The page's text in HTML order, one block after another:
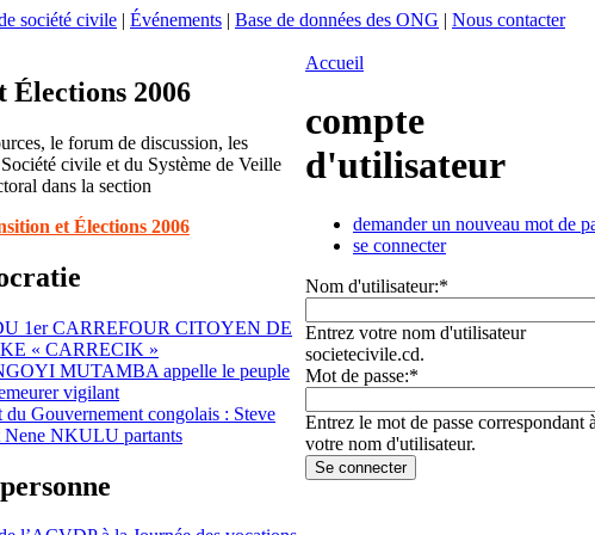
société civile | Événements | Base de données des ONG | Nous contacter
Élections 2006
le forum de discussion, les
civile et du Système de Veille
dans la section
et Élections 2006
1er CARREFOUR CITOYEN DE
« CARRECIK »
MUTAMBA appelle le peuple
vigilant
du Gouvernement congolais : Steve
NKULU partants
Accueil
compte
d'utilisateur
demander un nouveau mot de
se connecter
Nom d'utilisateur:*
Entrez votre nom d'utilisateur
societecivile.cd.
Mot de passe:*
Entrez le mot de passe correspondant à
votre nom d'utilisateur.